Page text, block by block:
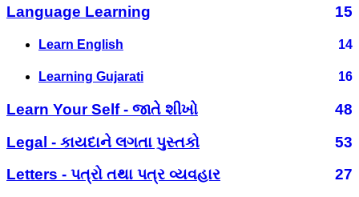
Language Learning
15
Learn English 14
Learning Gujarati 16
Learn Your Self - જાતે શીખો
48
Legal - કાયદાને લગતા પુસ્તકો
53
Letters - પત્રો તથા પત્ર વ્યવહાર
27